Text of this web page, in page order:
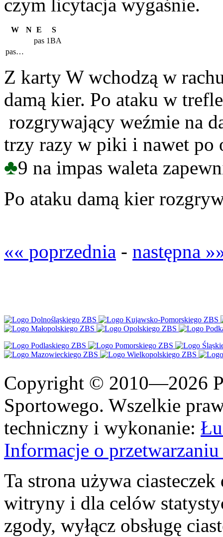
czym licytacja wygaśnie.
W N E
S
pas 1BA
pas…
Z karty W wchodzą w
damą kier. Po ataku w
rozgrywający weźmie na
trzy razy w piki i nawet po
♣9 na impas waleta
Po ataku damą kier
«« poprzednia - następna
Copyright © 2010—2026
Sportowego. Wszelkie
techniczny i wykonanie:
Informacje o
Ta strona używa
witryny i dla celów
zgody, wyłącz obsługę